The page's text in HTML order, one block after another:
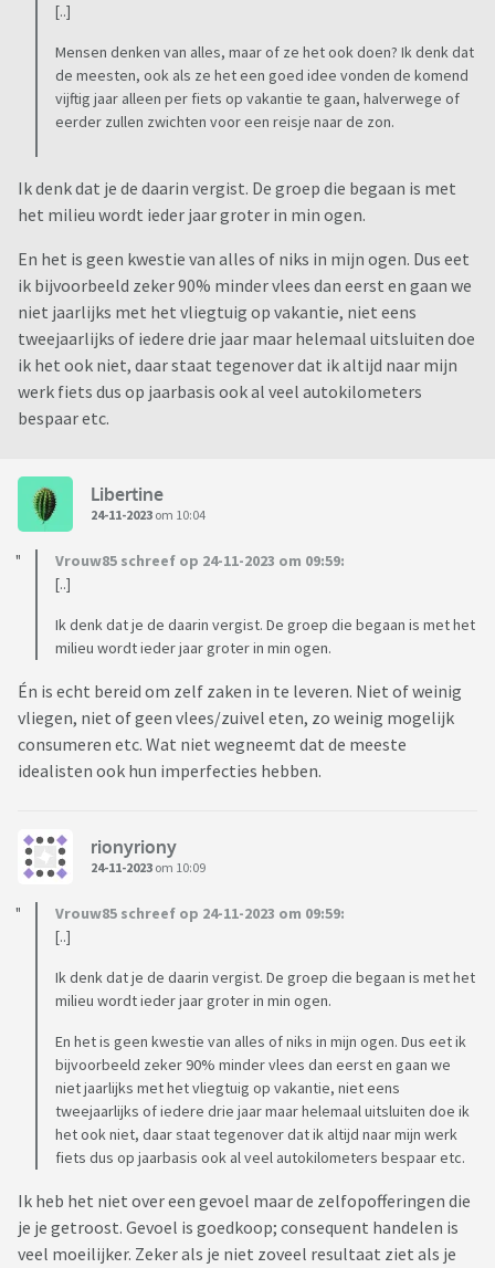
[..]
Mensen denken van alles, maar of ze het ook doen? Ik denk dat
de meesten, ook als ze het een goed idee vonden de komend
vijftig jaar alleen per fiets op vakantie te gaan, halverwege of
eerder zullen zwichten voor een reisje naar de zon.
Ik denk dat je de daarin vergist. De groep die begaan is met
het milieu wordt ieder jaar groter in min ogen.
En het is geen kwestie van alles of niks in mijn ogen. Dus eet
ik bijvoorbeeld zeker 90% minder vlees dan eerst en gaan we
niet jaarlijks met het vliegtuig op vakantie, niet eens
tweejaarlijks of iedere drie jaar maar helemaal uitsluiten doe
ik het ook niet, daar staat tegenover dat ik altijd naar mijn
werk fiets dus op jaarbasis ook al veel autokilometers
bespaar etc.
Libertine
24-11-2023 om 10:04
Vrouw85 schreef op 24-11-2023 om 09:59:
[..]
Ik denk dat je de daarin vergist. De groep die begaan is met het
milieu wordt ieder jaar groter in min ogen.
Én is echt bereid om zelf zaken in te leveren. Niet of weinig
vliegen, niet of geen vlees/zuivel eten, zo weinig mogelijk
consumeren etc. Wat niet wegneemt dat de meeste
idealisten ook hun imperfecties hebben.
rionyriony
24-11-2023 om 10:09
Vrouw85 schreef op 24-11-2023 om 09:59:
[..]
Ik denk dat je de daarin vergist. De groep die begaan is met het
milieu wordt ieder jaar groter in min ogen.
En het is geen kwestie van alles of niks in mijn ogen. Dus eet ik
bijvoorbeeld zeker 90% minder vlees dan eerst en gaan we
niet jaarlijks met het vliegtuig op vakantie, niet eens
tweejaarlijks of iedere drie jaar maar helemaal uitsluiten doe ik
het ook niet, daar staat tegenover dat ik altijd naar mijn werk
fiets dus op jaarbasis ook al veel autokilometers bespaar etc.
Ik heb het niet over een gevoel maar de zelfopofferingen die
je je getroost. Gevoel is goedkoop; consequent handelen is
veel moeilijker. Zeker als je niet zoveel resultaat ziet als je